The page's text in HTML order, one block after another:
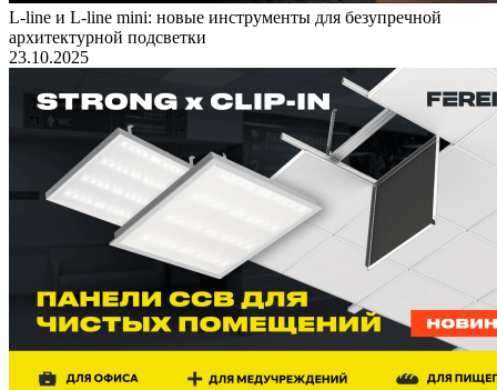
L-line и L-line mini: новые инструменты для безупречной
архитектурной подсветки
23.10.2025